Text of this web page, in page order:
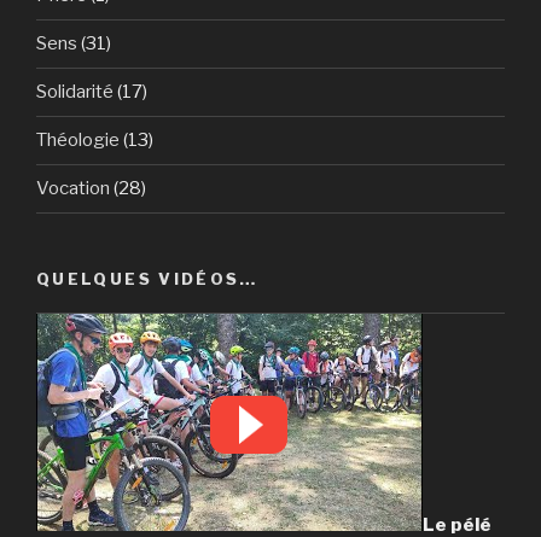
Sens (31)
Solidarité (17)
Théologie (13)
Vocation (28)
QUELQUES VIDÉOS…
Le pélé